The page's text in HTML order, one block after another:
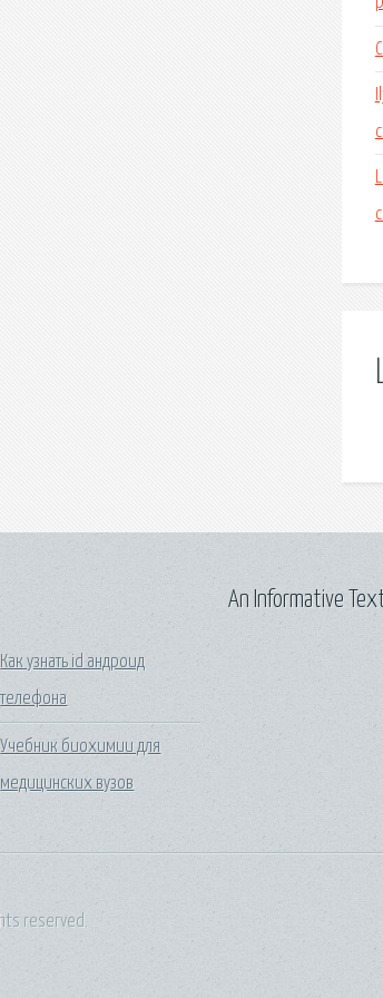
Как узнать id андроид
телефона
Учебник биохимии для
медицинских вузов
An Informative
reserved.